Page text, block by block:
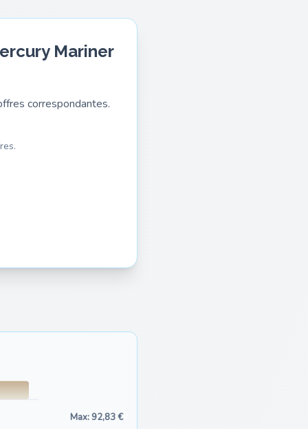
Mariner
correspondantes.
Max: 92,83 €